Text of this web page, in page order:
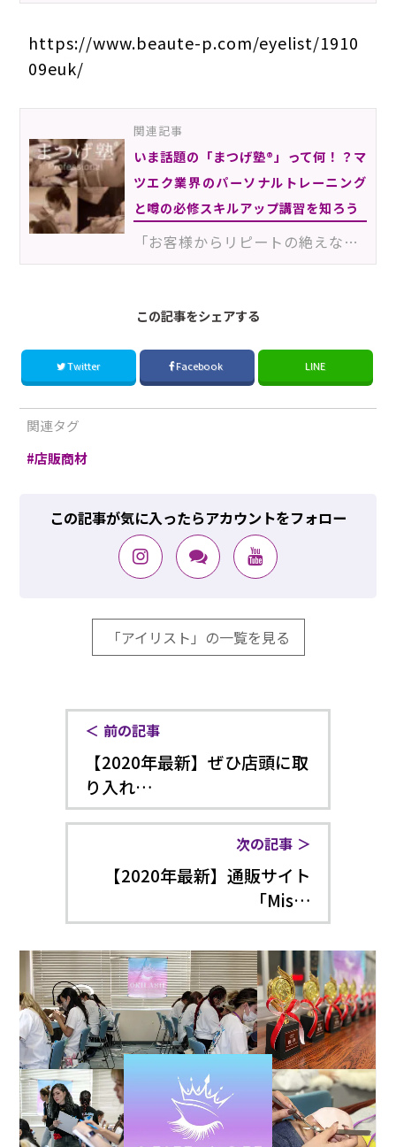
https://www.beaute-p.com/eyelist/1910
09euk/
関連記事
いま話題の「まつげ塾®」って何！？マ
ツエク業界のパーソナルトレーニング
と噂の必修スキルアップ講習を知ろう
「お客様からリピートの絶えない人気アイリストになりたい！」そんなあなたにおすすめなのがMiss eye d’or…
この記事をシェアする
Twitter Facebook LINE
関連タグ
店販商材
この記事が気に入ったらアカウントをフォロー
「アイリスト」の一覧を見る
前の記事
【2020年最新】ぜひ店頭に取
り入れ…
次の記事
【2020年最新】通販サイト
「Mis…